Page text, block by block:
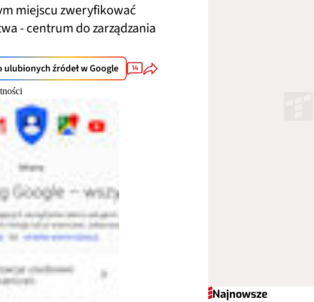
miejscu zweryfikować
- centrum do zarządzania
ulubionych źródeł w Google 14
Najnowsze